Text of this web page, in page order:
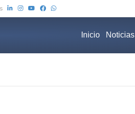
Inicio Noticias